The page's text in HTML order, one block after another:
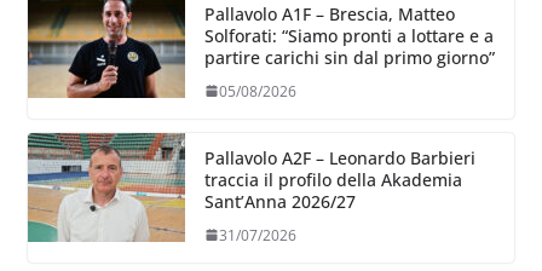
Pallavolo A1F – Brescia, Matteo
Solforati: “Siamo pronti a lottare e a
partire carichi sin dal primo giorno”
05/08/2026
Pallavolo A2F – Leonardo Barbieri
traccia il profilo della Akademia
Sant’Anna 2026/27
31/07/2026